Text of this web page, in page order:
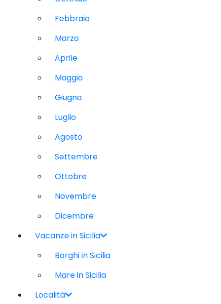
Febbraio
Marzo
Aprile
Maggio
Giugno
Luglio
Agosto
Settembre
Ottobre
Novembre
Dicembre
Vacanze in Sicilia
Borghi in Sicilia
Mare in Sicilia
Località